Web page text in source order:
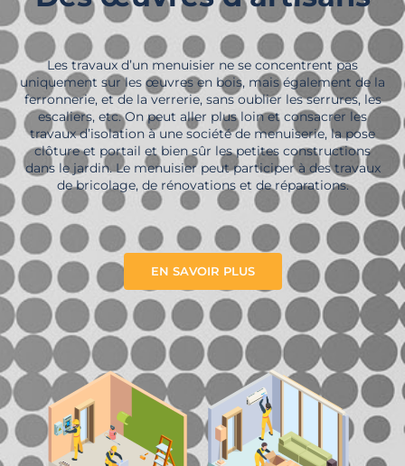
Les travaux d’un menuisier ne se concentrent pas
uniquement sur les œuvres en bois, mais également de la
ferronnerie, et de la verrerie, sans oublier les serrures, les
escaliers, etc. On peut aller plus loin et consacrer les
travaux d’isolation à une société de menuiserie, la pose
clôture et portail et bien sûr les petites constructions
dans le jardin. Le menuisier peut participer à des travaux
de bricolage, de rénovations et de réparations.
EN SAVOIR PLUS